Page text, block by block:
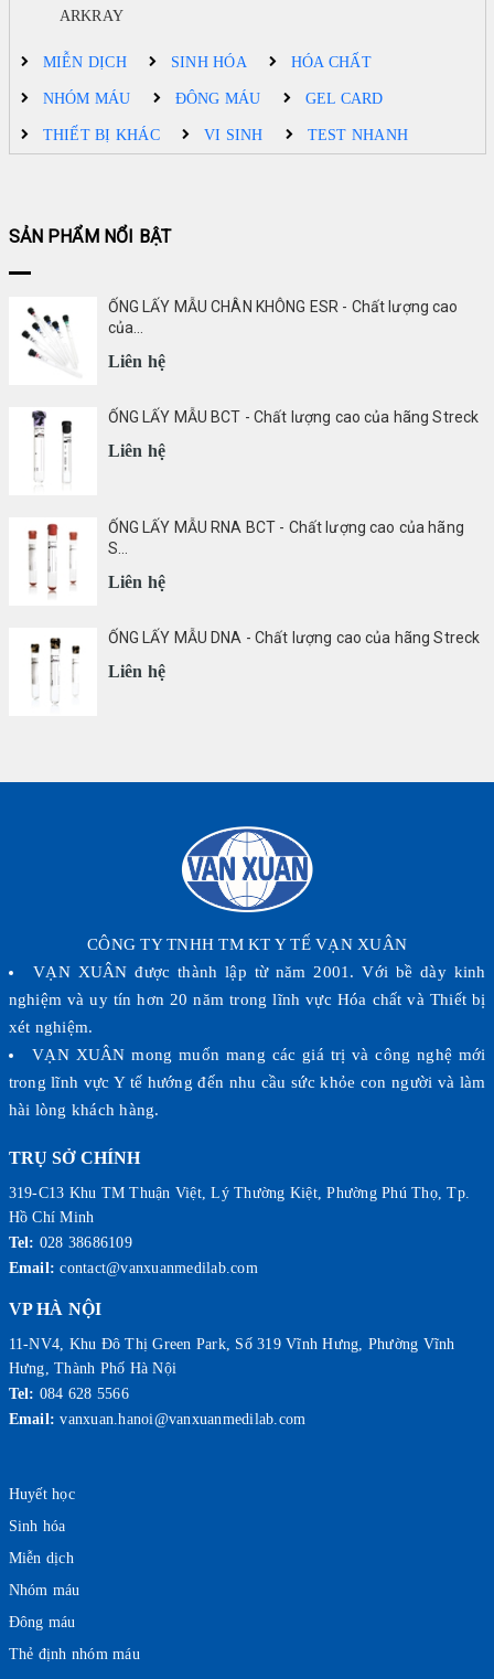
ARKRAY
MIỄN DỊCH SINH HÓA HÓA CHẤT
NHÓM MÁU ĐÔNG MÁU GEL CARD
THIẾT BỊ KHÁC VI SINH TEST NHANH
SẢN PHẨM NỔI BẬT
ỐNG LẤY MẪU CHÂN KHÔNG ESR - Chất lượng cao
của...
Liên hệ
ỐNG LẤY MẪU BCT - Chất lượng cao của hãng Streck
Liên hệ
ỐNG LẤY MẪU RNA BCT - Chất lượng cao của hãng
S...
Liên hệ
ỐNG LẤY MẪU DNA - Chất lượng cao của hãng Streck
Liên hệ
CÔNG TY TNHH TM KT Y TẾ VẠN XUÂN
VẠN XUÂN được thành lập từ năm 2001. Với bề dày kinh
nghiệm và uy tín hơn 20 năm trong lĩnh vực Hóa chất và Thiết bị
xét nghiệm.
VẠN XUÂN mong muốn mang các giá trị và công nghệ mới
trong lĩnh vực Y tế hướng đến nhu cầu sức khỏe con người và làm
hài lòng khách hàng.
TRỤ SỞ CHÍNH
319-C13 Khu TM Thuận Việt, Lý Thường Kiệt, Phường Phú Thọ, Tp.
Hồ Chí Minh
Tel: 028 38686109
Email: contact@vanxuanmedilab.com
VP HÀ NỘI
11-NV4, Khu Đô Thị Green Park, Số 319 Vĩnh Hưng, Phường Vĩnh
Hưng, Thành Phố Hà Nội
Tel: 084 628 5566
Email: vanxuan.hanoi@vanxuanmedilab.com
Huyết học
Sinh hóa
Miễn dịch
Nhóm máu
Đông máu
Thẻ định nhóm máu